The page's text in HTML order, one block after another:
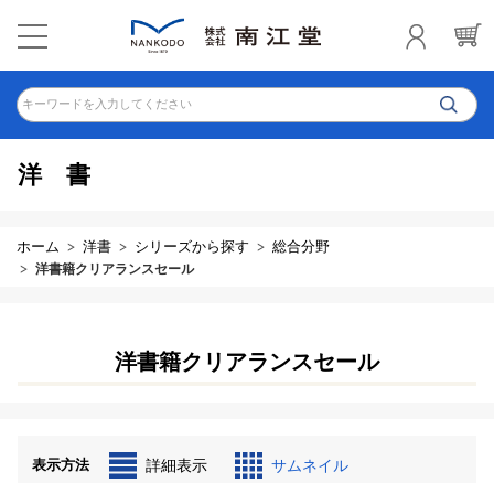
キーワードを入力してください
洋書
ホーム 洋書 シリーズから探す 総合分野
洋書籍クリアランスセール
洋書籍クリアランスセール
表示方法 詳細表示 サムネイル